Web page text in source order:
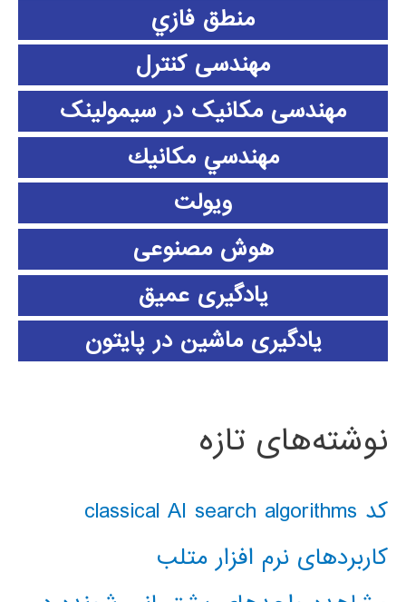
منطق فازي
مهندسی کنترل
مهندسی مکانیک در سیمولینک
مهندسي مكانيك
ویولت
هوش مصنوعی
یادگیری عمیق
یادگیری ماشین در پایتون
نوشته‌های تازه
کد classical AI search algorithms
کاربردهای نرم افزار متلب